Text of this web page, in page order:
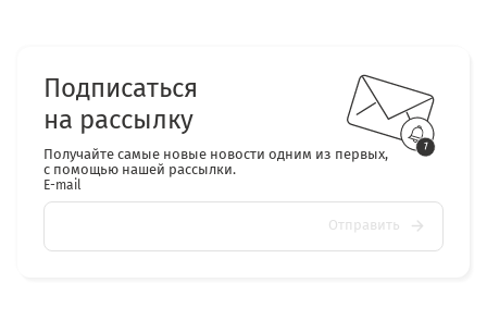
Подписаться
на рассылку
Получайте самые новые новости одним из первых,
с помощью нашей рассылки.
E-mail
Отправить